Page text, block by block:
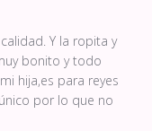
Y la ropita y
bonito y todo
hija,es para reyes
por lo que no